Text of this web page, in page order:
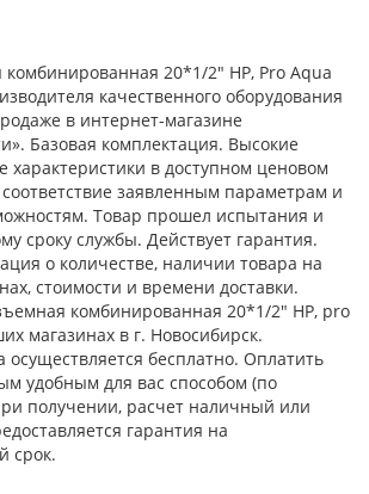
20*1/2" НР, Pro Aqua
качественного оборудования
в интернет-магазине
Базовая комплектация. Высокие
характеристики в доступном ценовом
заявленным параметрам и
Товар прошел испытания и
сроку службы. Действует гарантия.
о количестве, наличии товара на
стоимости и времени доставки.
комбинированная 20*1/2" НР, pro
магазинах в г. Новосибирск.
осуществляется бесплатно. Оплатить
удобным для вас способом (по
получении, расчет наличный или
гарантия на
срок.